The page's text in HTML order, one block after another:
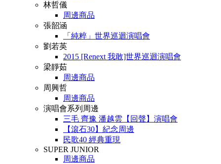
林哲儀
周邊商品
張韶涵
「純粹」世界巡迴演唱會
劉若英
2015 [Renext 我敢]世界巡迴演唱會
梁靜茹
周邊商品
周興哲
周邊商品
演唱會系列周邊
三毛 齊豫 潘越雲【回聲】演唱會
【滾石30】紀念周邊
民歌40 經典重現
SUPER JUNIOR
周邊商品